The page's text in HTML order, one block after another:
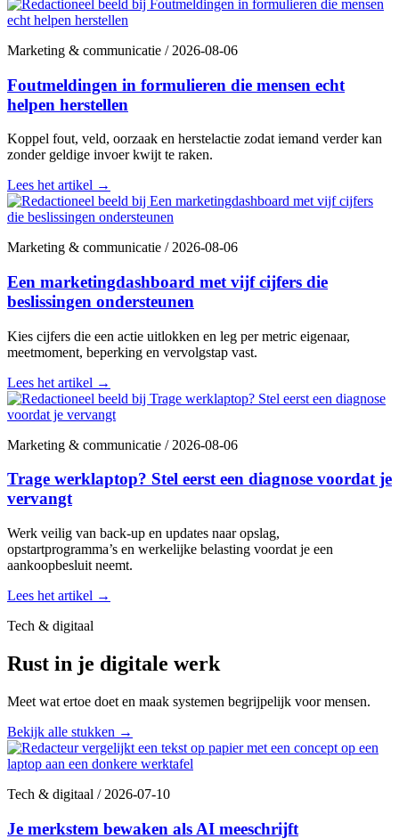
Marketing & communicatie /2026-08-06
Foutmeldingen in formulieren die mensen echt
helpen herstellen
Koppel fout, veld, oorzaak en herstelactie zodat iemand verder kan
zonder geldige invoer kwijt te raken.
Lees het artikel →
Marketing & communicatie /2026-08-06
Een marketingdashboard met vijf cijfers die
beslissingen ondersteunen
Kies cijfers die een actie uitlokken en leg per metric eigenaar,
meetmoment, beperking en vervolgstap vast.
Lees het artikel →
Marketing & communicatie /2026-08-06
Trage werklaptop? Stel eerst een diagnose voordat je
vervangt
Werk veilig van back-up en updates naar opslag,
opstartprogramma’s en werkelijke belasting voordat je een
aankoopbesluit neemt.
Lees het artikel →
Tech & digitaal
Rust in je digitale werk
Meet wat ertoe doet en maak systemen begrijpelijk voor mensen.
Bekijk alle stukken →
Tech & digitaal /2026-07-10
Je merkstem bewaken als AI meeschrijft